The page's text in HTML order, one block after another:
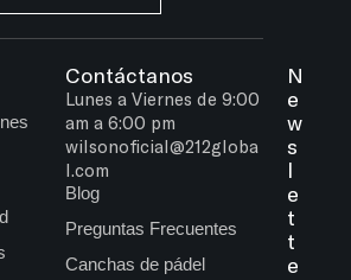
Contáctanos
Lunes a Viernes de 9:00
am a 6:00 pm
wilsonoficial@212globa
l.com
Blog
Preguntas Frecuentes
Canchas de pádel
N
e
w
s
l
e
t
t
e